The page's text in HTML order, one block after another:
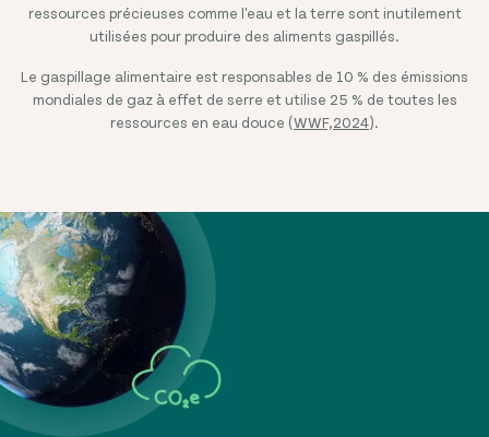
ressources précieuses comme l'eau et la terre sont inutilement
utilisées pour produire des aliments gaspillés.
Le gaspillage alimentaire est responsables de 10 % des émissions
mondiales de gaz à effet de serre et utilise 25 % de toutes les
ressources en eau douce (WWF,2024).